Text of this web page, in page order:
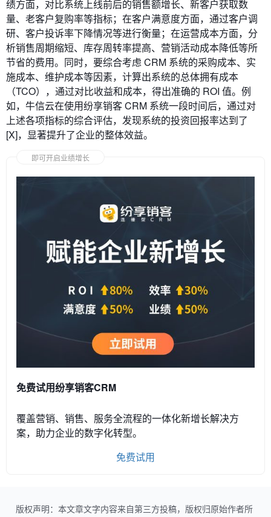
绩方面，对比系统上线前后的销售额增长、新客户获取数
量、老客户复购率等指标；在客户满意度方面，通过客户调
研、客户投诉率下降情况等进行衡量；在运营成本方面，分
析销售周期缩短、库存周转率提高、营销活动成本降低等所
节省的费用。同时，要综合考虑 CRM 系统的采购成本、实
施成本、维护成本等因素，计算出系统的总体拥有成本
（TCO），通过对比收益和成本，得出准确的 ROI 值。例
如，牛信云在使用纷享销客 CRM 系统一段时间后，通过对
上述各项指标的综合评估，发现系统的投资回报率达到了
[X]，显著提升了企业的整体效益。
即可开启业绩增长
免费试用纷享销客CRM
覆盖营销、销售、服务全流程的一体化新增长解决方
案，助力企业的数字化转型。
免费试用
版权声明：本文章文字内容来自第三方投稿，版权归原始作者所